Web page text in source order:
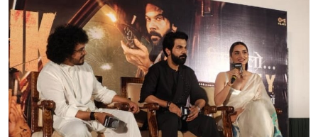
राजनीति
मनोरंजन
शिक्षा
राजस्थान